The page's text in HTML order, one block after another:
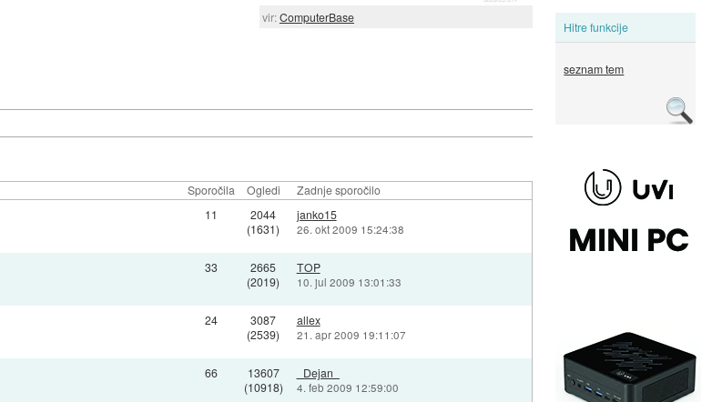
Hitre funkcije
seznam tem
vir:ComputerBase
Sporočila Ogledi Zadnje sporočilo
11
2044
(1631)
janko15
26. okt 2009 15:24:38
33
2665
(2019)
TOP
10. jul 2009 13:01:33
24
3087
(2539)
allex
21. apr 2009 19:11:07
66
13607
(10918)
_Dejan_
4. feb 2009 12:59:00